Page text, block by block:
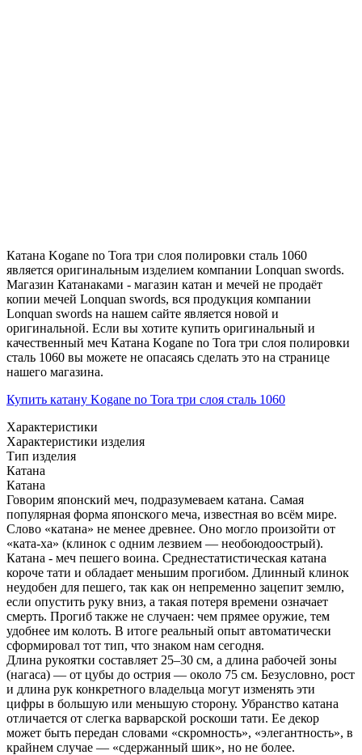
Катана Kogane no Tora три слоя полировки сталь 1060
является оригинальным изделием компании Lonquan swords.
Магазин Катанаками - магазин катан и мечей не продаёт
копии мечей Lonquan swords, вся продукция компании
Lonquan swords на нашем сайте является новой и
оригинальной. Если вы хотите купить оригинальный и
качественный меч Катана Kogane no Tora три слоя полировки
сталь 1060 вы можете не опасаясь сделать это на странице
нашего магазина.
Купить катану Kogane no Tora три слоя сталь 1060
Характеристики
Характеристики изделия
Тип изделия
Катана
Катана
Говорим японский меч, подразумеваем катана. Самая
популярная форма японского меча, известная во всём мире.
Слово «катана» не менее древнее. Оно могло произойти от
«ката-ха» (клинок с одним лезвием — необоюдоострый).
Катана - меч пешего воина. Среднестатистическая катана
короче тати и обладает меньшим прогибом. Длинный клинок
неудобен для пешего, так как он непременно зацепит землю,
если опустить руку вниз, а такая потеря времени означает
смерть. Прогиб также не случаен: чем прямее оружие, тем
удобнее им колоть. В итоге реальный опыт автоматически
сформировал тот тип, что знаком нам сегодня.
Длина рукоятки составляет 25–30 см, а длина рабочей зоны
(нагаса) — от цубы до острия — около 75 см. Безусловно, рост
и длина рук конкретного владельца могут изменять эти
цифры в большую или меньшую сторону. Убранство катана
отличается от слегка варварской роскоши тати. Ее декор
может быть передан словами «скромность», «элегантность», в
крайнем случае — «сдержанный шик», но не более.